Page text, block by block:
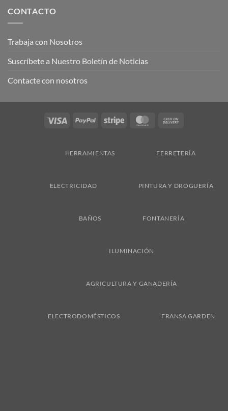
CONTACTO
Trabaja con Nosotros
Suscríbete a Nuestro Boletín de Noticias
Contacte con nosotros
Visa PayPal Stripe MasterCard
HERRAMIENTAS FERRETERÍA
ELECTRICIDAD PINTURA Y DROGUERÍA
BAÑOS FONTANERÍA
ILUMINACIÓN
AGRICULTURA Y GANADERÍA
ELECTRODOMÉSTICOS FRANSA GARDEN